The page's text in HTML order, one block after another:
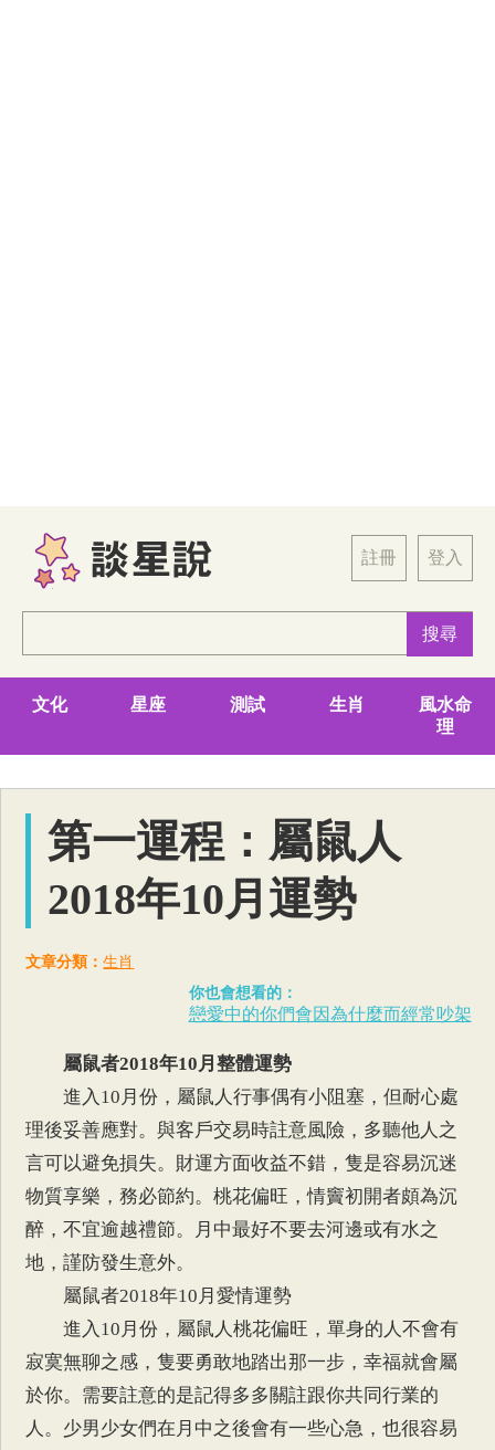
註冊 登入
文化 星座 測試 生肖
風水命
理
第一運程：屬鼠人
2018年10月運勢
文章分類：生肖
你也會想看的：
戀愛中的你們會因為什麼而經常吵架
屬鼠者2018年10月整體運勢
進入10月份，屬鼠人行事偶有小阻塞，但耐心處
理後妥善應對。與客戶交易時註意風險，多聽他人之
言可以避免損失。財運方面收益不錯，隻是容易沉迷
物質享樂，務必節約。桃花偏旺，情竇初開者頗為沉
醉，不宜逾越禮節。月中最好不要去河邊或有水之
地，謹防發生意外。
屬鼠者2018年10月愛情運勢
進入10月份，屬鼠人桃花偏旺，單身的人不會有
寂寞無聊之感，隻要勇敢地踏出那一步，幸福就會屬
於你。需要註意的是記得多多關註跟你共同行業的
人。少男少女們在月中之後會有一些心急，也很容易